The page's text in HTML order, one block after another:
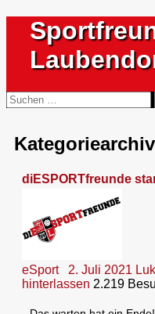
Inhalt
springen
Suchen
Suchen
nach:
diESPORTfreunde
eSport 2. Juli 2021
hinterlassen 2.219